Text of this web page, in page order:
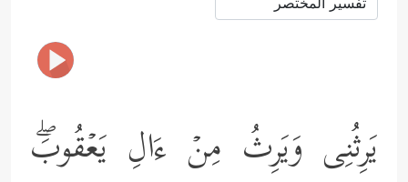
یَرِثُنِی وَیَرِثُ مِنۡ ءَالِ یَعۡقُوبَۖ